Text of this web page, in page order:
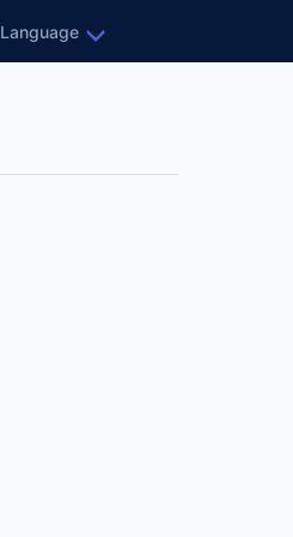
Language